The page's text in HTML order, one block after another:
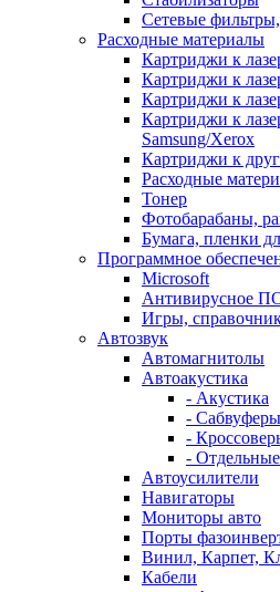
Сетевые
Расходные материалы
Картриджи к
Картриджи к
Картриджи к
Картриджи к
Samsung/Xerox
Картриджи к
Расходные
Тонер
Фотобарабаны,
Бумага, пленки
Программное
Microsoft
Антивирусное
Игры,
Автозвук
Автомагнитолы
Автоакустика
- Акустика
- Сабвуферы
-
-
Автоусилители
Навигаторы
Мониторы авто
Порты
Винил, Карпет,
Кабели